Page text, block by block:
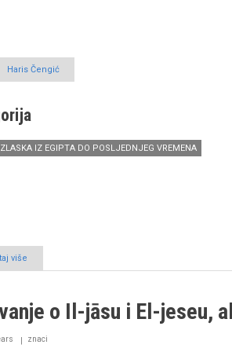
Haris Čengić
IZ EGIPTA DO POSLJEDNJEG VREMENA
više
Kazivanje
i
Jeremiji,
alejhimesselam,
o Il-jāsu i El-jeseu,
znaci